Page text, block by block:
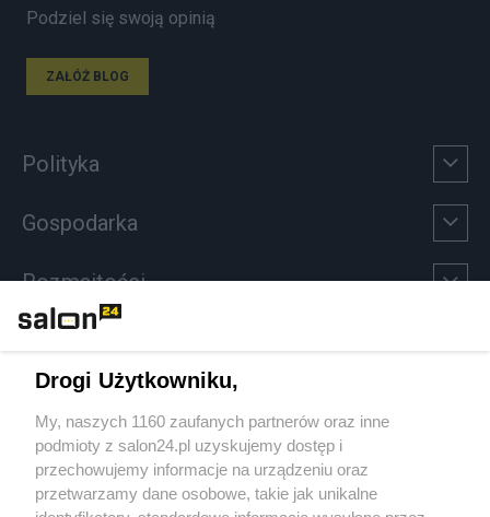
Podziel się swoją opinią
ZAŁÓŻ BLOG
Polityka
Gospodarka
Rozmaitości
Sport
Społeczeństwo
Drogi Użytkowniku,
My, naszych 1160 zaufanych partnerów oraz inne
podmioty z salon24.pl uzyskujemy dostęp i
przechowujemy informacje na urządzeniu oraz
przetwarzamy dane osobowe, takie jak unikalne